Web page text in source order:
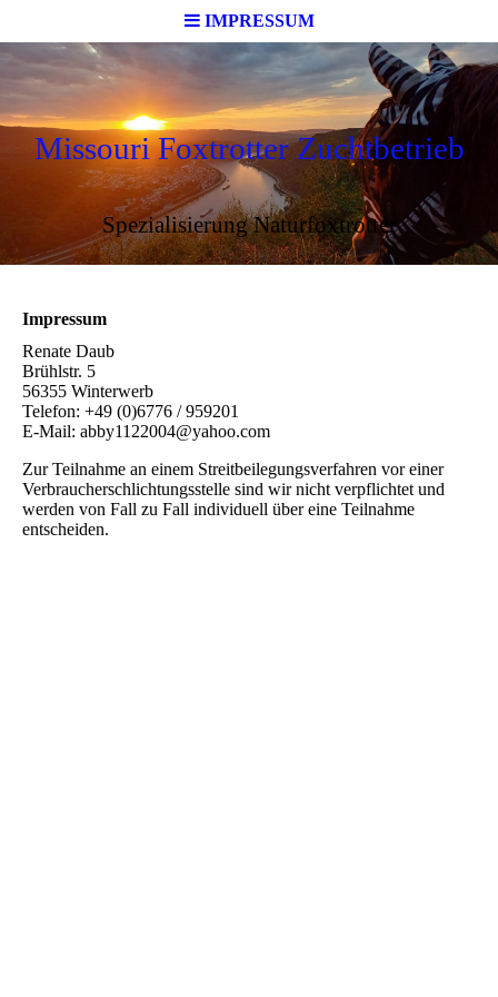
IMPRESSUM
Missouri Foxtrotter Zuchtbetrieb
Spezialisierung Naturfoxtrotter
Impressum
Renate Daub
Brühlstr. 5
56355 Winterwerb
Telefon: +49 (0)6776 / 959201
E-Mail: abby1122004@yahoo.com
Zur Teilnahme an einem Streitbeilegungsverfahren vor einer
Verbraucherschlichtungsstelle sind wir nicht verpflichtet und
werden von Fall zu Fall individuell über eine Teilnahme
entscheiden.